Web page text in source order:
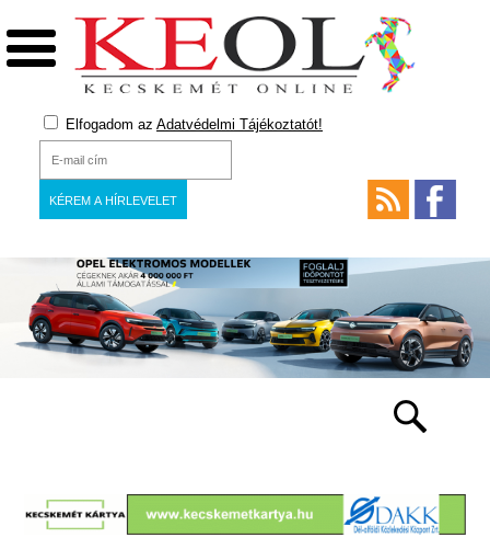
Elfogadom az Adatvédelmi Tájékoztatót!